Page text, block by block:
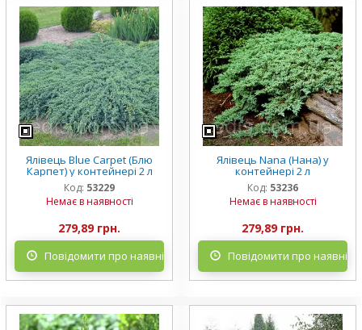
Ялівець Blue Carpet (Блю
Карпет) у контейнері 2 л
Код: 53229
Немає в наявності
279,89 грн.
Повідомити про наявність
Ялівець Nana (Нана) у
контейнері 2 л
Код: 53236
Немає в наявності
279,89 грн.
Повідомити про